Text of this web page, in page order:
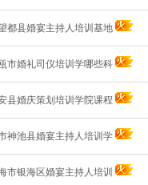
都县婚宴主持人培训基地
市婚礼司仪培训学哪些科
县婚庆策划培训学院课程
神池县婚宴主持人培训学
市银海区婚宴主持人培训